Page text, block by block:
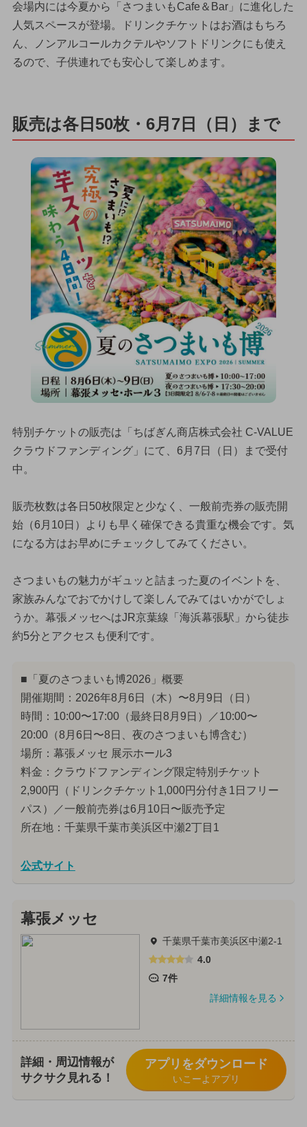
会場内には今夏から「さつまいもCafe＆Bar」に進化した
人気スペースが登場。ドリンクチケットはお酒はもちろ
ん、ノンアルコールカクテルやソフトドリンクにも使え
るので、子供連れでも安心して楽しめます。
販売は各日50枚・6月7日（日）まで
特別チケットの販売は「ちばぎん商店株式会社 C-VALUE
クラウドファンディング」にて、6月7日（日）まで受付
中。
販売枚数は各日50枚限定と少なく、一般前売券の販売開
始（6月10日）よりも早く確保できる貴重な機会です。気
になる方はお早めにチェックしてみてください。
さつまいもの魅力がギュッと詰まった夏のイベントを、
家族みんなでおでかけして楽しんでみてはいかがでしょ
うか。幕張メッセへはJR京葉線「海浜幕張駅」から徒歩
約5分とアクセスも便利です。
■「夏のさつまいも博2026」概要
開催期間：2026年8月6日（木）〜8月9日（日）
時間：10:00〜17:00（最終日8月9日）／10:00〜
20:00（8月6日〜8日、夜のさつまいも博含む）
場所：幕張メッセ 展示ホール3
料金：クラウドファンディング限定特別チケット
2,900円（ドリンクチケット1,000円分付き1日フリー
パス）／一般前売券は6月10日〜販売予定
所在地：千葉県千葉市美浜区中瀬2丁目1
公式サイト
幕張メッセ
千葉県千葉市美浜区中瀬2-1
4.0
7件
詳細情報を見る
詳細・周辺情報が
サクサク見れる！
アプリをダウンロード
いこーよアプリ